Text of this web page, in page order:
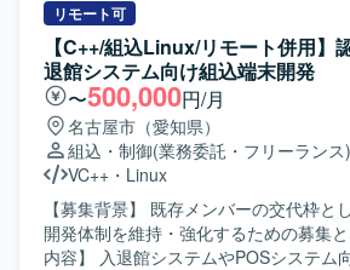
修正も行っていただきます。 【求める人物像】 コミュニケ
ーションを取りながら協調して作業を
ております。自ら課題を見つけ主体的に
向上に取り組んでいただける方が望ましいです
ョンの魅力】 情報家電向けのプロダク
で、ユーザーに近い領域での開発経験を
す。C/C++を用いた開発スキルに加え、
Audio処理などの知識を身に付ける機会があ
環境】 C/C++、Visual Studio、GitHub
開発環境となります。
リモート可
【C++/組込Linux/リモート併用】
退館システム向け組込端末開発
〜500,000円/月
名古屋市（愛知県）
組込・制御(業務委託・フリーランス)
VC++ ・ Linux
【募集背景】 既存メンバーの交代枠と
開発体制を維持・強化するための募集となり
内容】 入退館システムやPOSシステム